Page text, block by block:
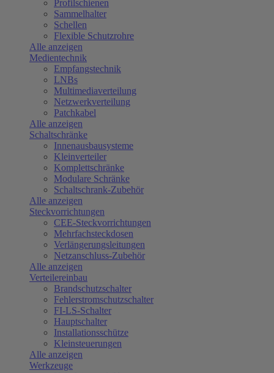
Profilschienen
Sammelhalter
Schellen
Flexible Schutzrohre
Alle anzeigen
Medientechnik
Empfangstechnik
LNBs
Multimediaverteilung
Netzwerkverteilung
Patchkabel
Alle anzeigen
Schaltschränke
Innenausbausysteme
Kleinverteiler
Komplettschränke
Modulare Schränke
Schaltschrank-Zubehör
Alle anzeigen
Steckvorrichtungen
CEE-Steckvorrichtungen
Mehrfachsteckdosen
Verlängerungsleitungen
Netzanschluss-Zubehör
Alle anzeigen
Verteilereinbau
Brandschutzschalter
Fehlerstromschutzschalter
FI-LS-Schalter
Hauptschalter
Installationsschütze
Kleinsteuerungen
Alle anzeigen
Werkzeuge